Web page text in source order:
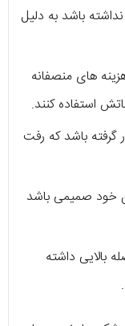
باشد به دلیل
های منصفانه
استفاده کنند.
گرفته باشد که رفت
خود صمیمی باشد
بالایی داشته